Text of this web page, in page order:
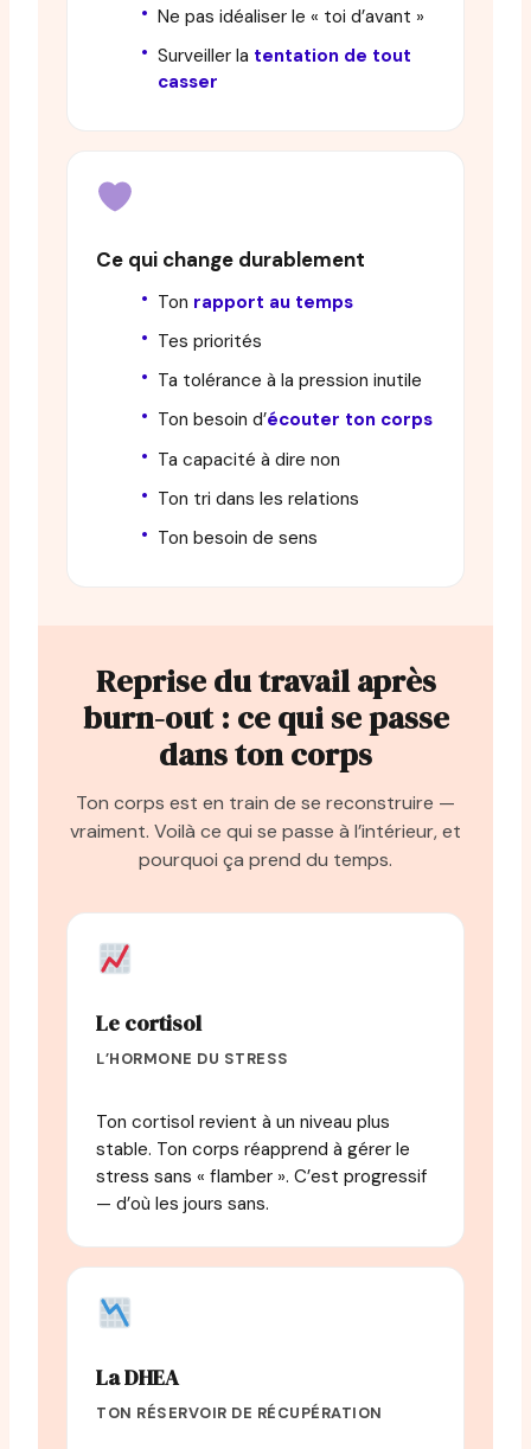
Ne pas idéaliser le « toi d’avant »
Surveiller la tentation de tout
casser
Ce qui change durablement
Ton rapport au temps
Tes priorités
Ta tolérance à la pression inutile
Ton besoin d’écouter ton corps
Ta capacité à dire non
Ton tri dans les relations
Ton besoin de sens
Reprise du travail après
burn-out : ce qui se passe
dans ton corps
Ton corps est en train de se reconstruire —
vraiment. Voilà ce qui se passe à l’intérieur, et
pourquoi ça prend du temps.
Le cortisol
L’HORMONE DU STRESS
Ton cortisol revient à un niveau plus
stable. Ton corps réapprend à gérer le
stress sans « flamber ». C’est progressif
— d’où les jours sans.
La DHEA
TON RÉSERVOIR DE RÉCUPÉRATION